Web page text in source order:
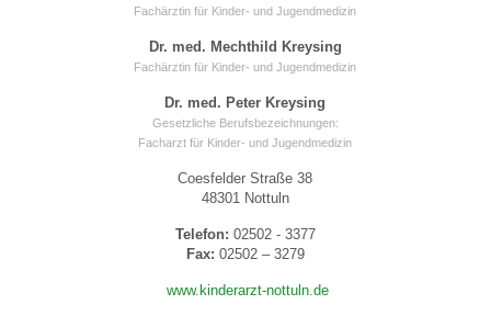
Fachärztin für Kinder- und Jugendmedizin
Dr. med. Mechthild Kreysing
Fachärztin für Kinder- und Jugendmedizin
Dr. med. Peter Kreysing
Gesetzliche Berufsbezeichnungen:
Facharzt für Kinder- und Jugendmedizin
Coesfelder Straße 38
48301 Nottuln
Telefon: 02502 - 3377
Fax: 02502 – 3279
www.kinderarzt-nottuln.de